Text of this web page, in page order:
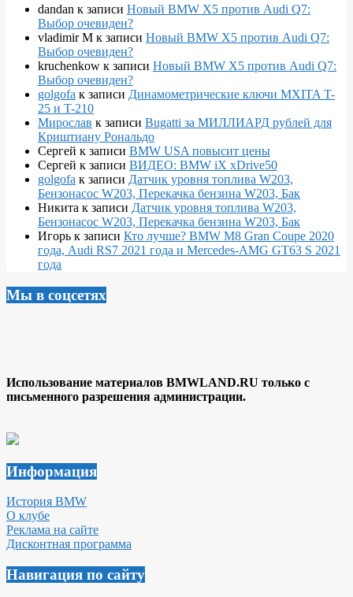
dandan к записи Новый BMW X5 против Audi Q7:
Выбор очевиден?
vladimir M к записи Новый BMW X5 против Audi Q7:
Выбор очевиден?
kruchenkow к записи Новый BMW X5 против Audi Q7:
Выбор очевиден?
golgofa к записи Динамометрические ключи MXITA T-
25 и T-210
Мирослав к записи Bugatti за МИЛЛИАРД рублей для
Криштиану Рональдо
Сергей к записи BMW USA повысит цены
Сергей к записи ВИДЕО: BMW iX xDrive50
golgofa к записи Датчик уровня топлива W203,
Бензонасос W203, Перекачка бензина W203, Бак
Никита к записи Датчик уровня топлива W203,
Бензонасос W203, Перекачка бензина W203, Бак
Игорь к записи Кто лучше? BMW M8 Gran Coupe 2020
года, Audi RS7 2021 года и Mercedes-AMG GT63 S 2021
года
Мы в соцсетях
Использование материалов BMWLAND.RU только с
письменного разрешения администрации.
Информация
История BMW
О клубе
Реклама на сайте
Дисконтная программа
Навигация по сайту